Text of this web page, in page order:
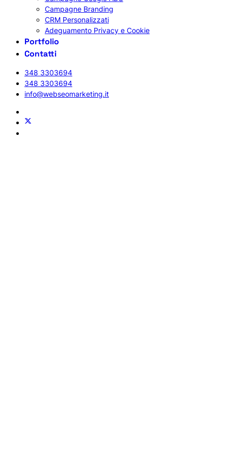
Campagne Branding
CRM Personalizzati
Adeguamento Privacy e Cookie
Portfolio
Contatti
348 3303694
348 3303694
info@webseomarketing.it